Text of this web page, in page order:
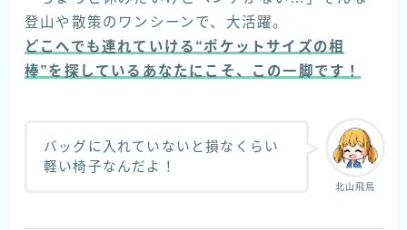
登山や散策のワンシーンで、大活躍。
どこへでも連れていける“ポケットサイズの相
棒”を探しているあなたにこそ、この一脚です！
北山飛鳥
バッグに入れていないと損なくらい
軽い椅子なんだよ！